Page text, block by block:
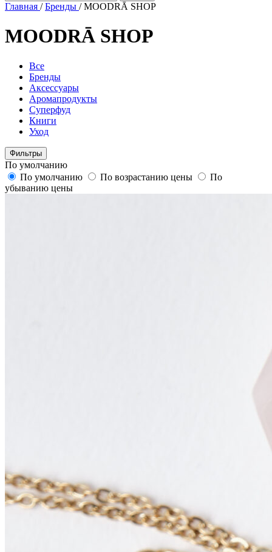
Главная /Бренды /MOODRĀ SHOP
MOODRĀ SHOP
Все
Бренды
Аксессуары
Аромапродукты
Суперфуд
Книги
Уход
Фильтры
По умолчанию
По умолчанию
По возрастанию цены
По
убыванию цены